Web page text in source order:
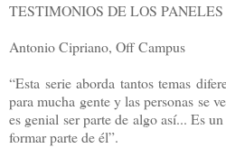
TESTIMONIOS DE LOS
Antonio Cipriano, Off Campus
“Esta serie aborda tantos temas
para mucha gente y las personas se
es genial ser parte de algo así... Es
formar parte de él”.